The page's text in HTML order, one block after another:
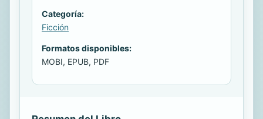
Categoría:
Ficción
Formatos disponibles:
MOBI, EPUB, PDF